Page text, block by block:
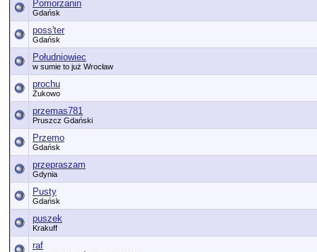
Pomorzanin
Gdańsk
poss'ter
Gdańsk
Południowiec
w sumie to już Wrocław
prochu
Żukowo
przemas781
Pruszcz Gdański
Przemo
Gdańsk
przepraszam
Gdynia
Pusty
Gdańsk
puszek
Krakuff
raf